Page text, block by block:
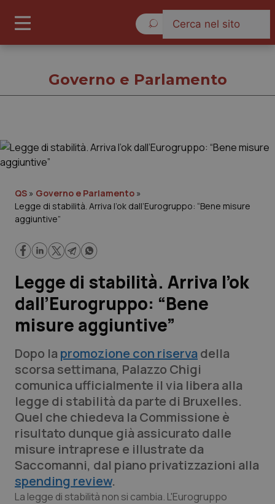
Governo e Parlamento
Regioni e Asl
Lavoro e Professioni
Scienza e Farmaci
Studi e Analisi
Lettere al direttore
Edizioni Regionali
QS Pro
Professionisti Sanitari.AI
Abruzzo
QS Pro Gold
Governo e Parlamento
QS » Governo e Parlamento »
Legge di stabilità. Arriva l’ok dall’Eurogruppo: “Bene misure
aggiuntive”
Legge di stabilità. Arriva l’ok
dall’Eurogruppo: “Bene
misure aggiuntive”
Dopo la promozione con riservadella
scorsa settimana, Palazzo Chigi
comunica ufficialmente il via libera alla
legge di stabilità da parte di Bruxelles.
Quel che chiedeva la Commissione è
risultato dunque già assicurato dalle
misure intraprese e illustrate da
Saccomanni, dal piano privatizzazioni alla
spending review.
La legge di stabilità non si cambia. L'Eurogruppo